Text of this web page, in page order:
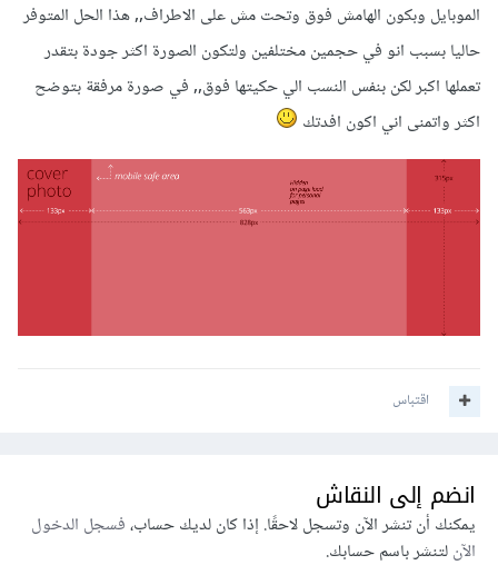
الموبايل وبكون الهامش فوق وتحت مش على الاطراف,, هذا الحل المتوفر
حاليا بسبب انو في حجمين مختلفين ولتكون الصورة اكثر جودة بتقدر
تعملها اكبر لكن بنفس النسب الي حكيتها فوق,, في صورة مرفقة بتوضح
اكثر واتمنى اني اكون افدتك
اقتباس
انضم إلى النقاش
يمكنك أن تنشر الآن وتسجل لاحقًا. إذا كان لديك حساب،فسجل الدخول
الآنلتنشر باسم حسابك.